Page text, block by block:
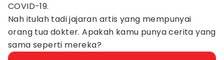
COVID-19.
Nah itulah tadi jajaran artis yang mempunyai
orang tua dokter. Apakah kamu punya cerita yang
sama seperti mereka?